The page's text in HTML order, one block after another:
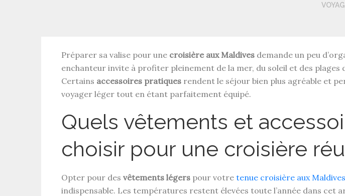
Préparer sa valise pour une croisière aux Maldives demande un peu
enchanteur invite à profiter pleinement de la mer, du soleil et des plages
Certains accessoires pratiques rendent le séjour bien plus agréable et
voyager léger tout en étant parfaitement équipé.
Quels vêtements et
choisir pour une croisière
Opter pour des vêtements légers pour votre tenue croisière aux Maldives
indispensable. Les températures restent élevées toute l’année dans cet